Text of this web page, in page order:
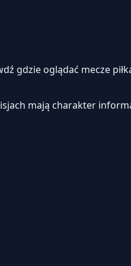
gdzie oglądać mecze
mają charakter